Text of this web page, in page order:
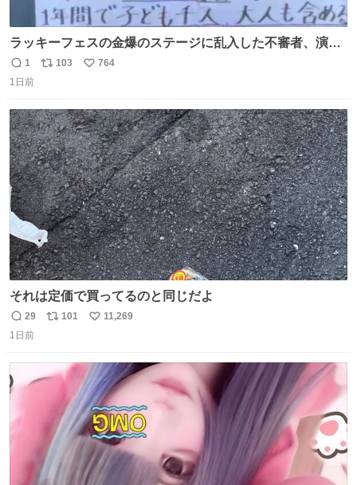
ラッキーフェスの金爆のステージに乱入した不審者、演出
かと思ったら本物でめちゃくちゃ思想の強い紙掲げてて怖
すぎる。
返
信
1
リ
ト
数
103
い
数
764
1日前
それは定価で買ってるのと同じだよ
返
信
29
リ
ト
101
い
数
11,269
1日前